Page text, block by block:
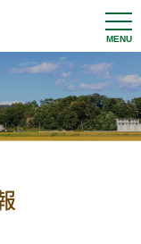
t
o
l
e
n
a
v